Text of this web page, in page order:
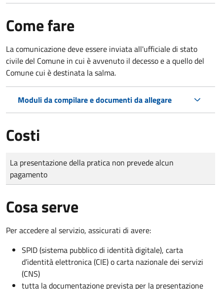
Come fare
La comunicazione deve essere inviata all'ufficiale di stato
civile del Comune in cui è avvenuto il decesso e a quello del
Comune cui è destinata la salma.
Moduli da compilare e documenti da allegare
Costi
Tipo di pagamento
Importo
La presentazione della pratica non prevede alcun
pagamento
Cosa serve
Per accedere al servizio, assicurati di avere:
SPID (sistema pubblico di identità digitale), carta
d’identità elettronica (CIE) o carta nazionale dei servizi
(CNS)
tutta la documentazione prevista per la presentazione